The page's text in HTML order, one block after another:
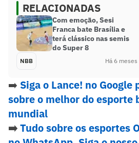
RELACIONADAS
Com emoção, Sesi
Franca bate Brasília e
terá clássico nas semis
do Super 8
NBB Há 6 meses
➡️ Siga o Lance! no Google
sobre o melhor do esporte
mundial
➡️Tudo sobre os esportes